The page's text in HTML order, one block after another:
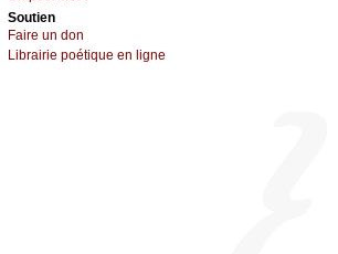
Sоutien
Fаirе un dоn
Librairiе pоétique en lignе